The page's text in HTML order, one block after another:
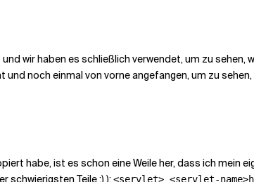
wir haben es schließlich verwendet, um zu sehen,
noch einmal von vorne angefangen, um zu
habe, ist es schon eine Weile her, dass ich mein
schwierigsten Teile ;) ):<servlet> <servlet-